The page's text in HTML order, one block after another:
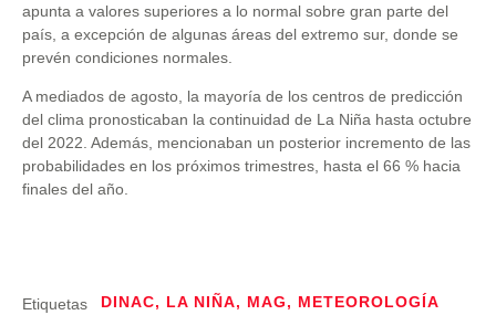
apunta a valores superiores a lo normal sobre gran parte del
país, a excepción de algunas áreas del extremo sur, donde se
prevén condiciones normales.
A mediados de agosto, la mayoría de los centros de predicción
del clima pronosticaban la continuidad de La Niña hasta octubre
del 2022. Además, mencionaban un posterior incremento de las
probabilidades en los próximos trimestres, hasta el 66 % hacia
finales del año.
Etiquetas DINAC, LA NIÑA, MAG, METEOROLOGÍA